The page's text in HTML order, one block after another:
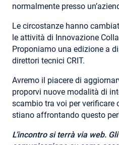
normalmente presso
Le circostanze hanno
le attività di Innovazione
Proponiamo una edizione a
direttori tecnici CRIT.
Avremo il piacere di
proporvi nuove modalità di
scambio tra voi per verificare
stiano affrontando questo
L’incontro si terrà via web.